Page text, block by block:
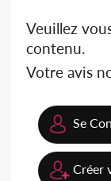
Veuillez
contenu.
Votre avis
Se
Créer